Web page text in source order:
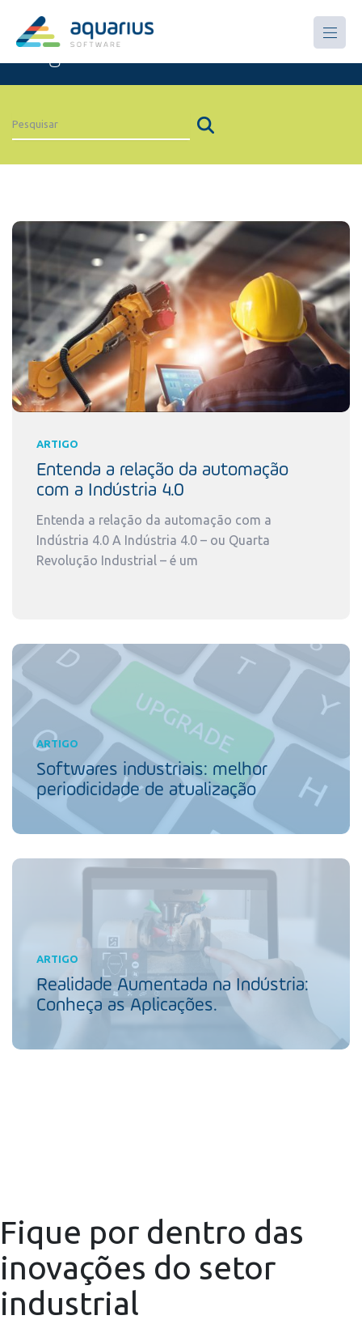
Artigos
ARTIGO
Entenda a relação da automação
com a Indústria 4.0
Entenda a relação da automação com a
Indústria 4.0 A Indústria 4.0 – ou Quarta
Revolução Industrial – é um
ARTIGO
Softwares industriais: melhor
periodicidade de atualização
ARTIGO
Realidade Aumentada na Indústria:
Conheça as Aplicações.
Fique por dentro das
inovações do setor
industrial